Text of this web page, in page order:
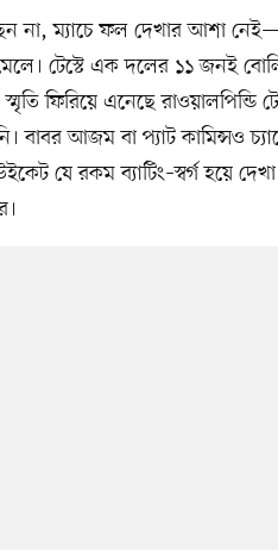
না, ম্যাচে ফল দেখার আশা
টেস্টে এক দলের ১১ জনই
ফিরিয়ে এনেছে রাওয়ালপিন্ডি
বাবর আজম বা প্যাট কামিন্সও
যে রকম ব্যাটিং–স্বর্গ হয়ে